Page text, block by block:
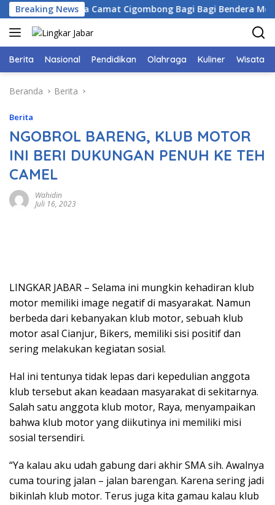
Langsung
ke
konten
Breaking News
Bersama Camat Cigombong Bagi Bagi Bendera Merah
Berita Nasional Pendidikan Olahraga Kuliner Wisata
Beranda Berita
Berita
NGOBROL BARENG, KLUB MOTOR
INI BERI DUKUNGAN PENUH KE TEH
CAMEL
Wahidin
Juli 16, 2023
LINGKAR JABAR – Selama ini mungkin kehadiran klub
motor memiliki image negatif di masyarakat. Namun
berbeda dari kebanyakan klub motor, sebuah klub
motor asal Cianjur, Bikers, memiliki sisi positif dan
sering melakukan kegiatan sosial.
Hal ini tentunya tidak lepas dari kepedulian anggota
klub tersebut akan keadaan masyarakat di sekitarnya.
Salah satu anggota klub motor, Raya, menyampaikan
bahwa klub motor yang diikutinya ini memiliki misi
sosial tersendiri.
“Ya kalau aku udah gabung dari akhir SMA sih. Awalnya
cuma touring jalan – jalan barengan. Karena sering jadi
bikinlah klub motor. Terus juga kita gamau kalau klub